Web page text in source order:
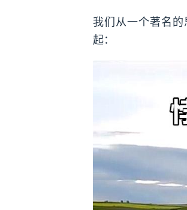
我们从一个著名
起：